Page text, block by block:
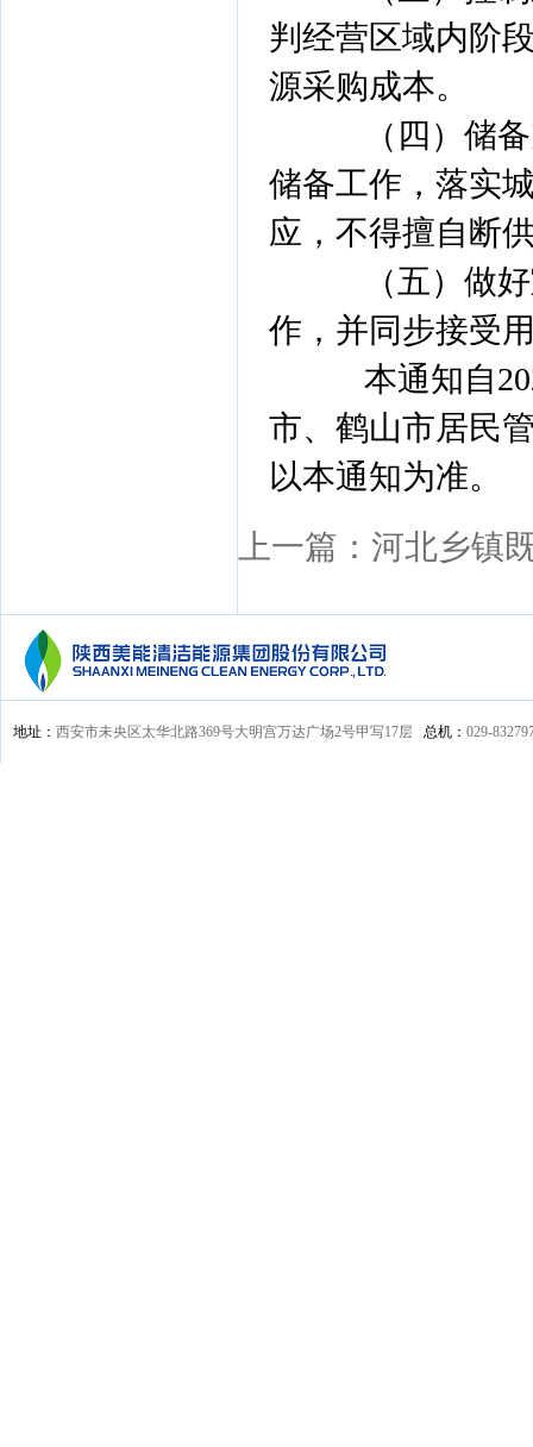
判经营区域内阶
源采购成本。
（四）储备
储备工作，落实
应，不得擅自断
（五）做好
作，并同步接受
本通知自
市、鹤山市居民
以本通知为准。
上一篇：河北乡镇
地址： 西安市未央区太华北路369号大明宫万达广场2号甲写17层 总机： 029-